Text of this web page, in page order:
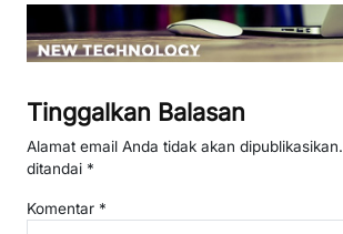
Tinggalkan Balasan
Alamat email Anda tidak akan dipublikasikan.
ditandai *
Komentar *